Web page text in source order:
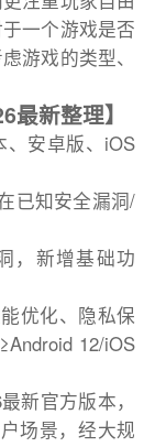
一个游戏是否
游戏的类型、
新整理】
、安卓版、iOS
已知安全漏洞/
，新增基础功
优化、隐私保
12/iOS
新官方版本，
场景，经大规